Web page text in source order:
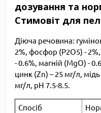
дозування та
Стимовіт для
Діюча речовина:
2%, фосфор (P2O5) - 2%,
- 0.6%, магній (MgO) -
цинк (Zn) – 25 мг/л,
мг/л, рН 7.5-8.5.
Спосіб